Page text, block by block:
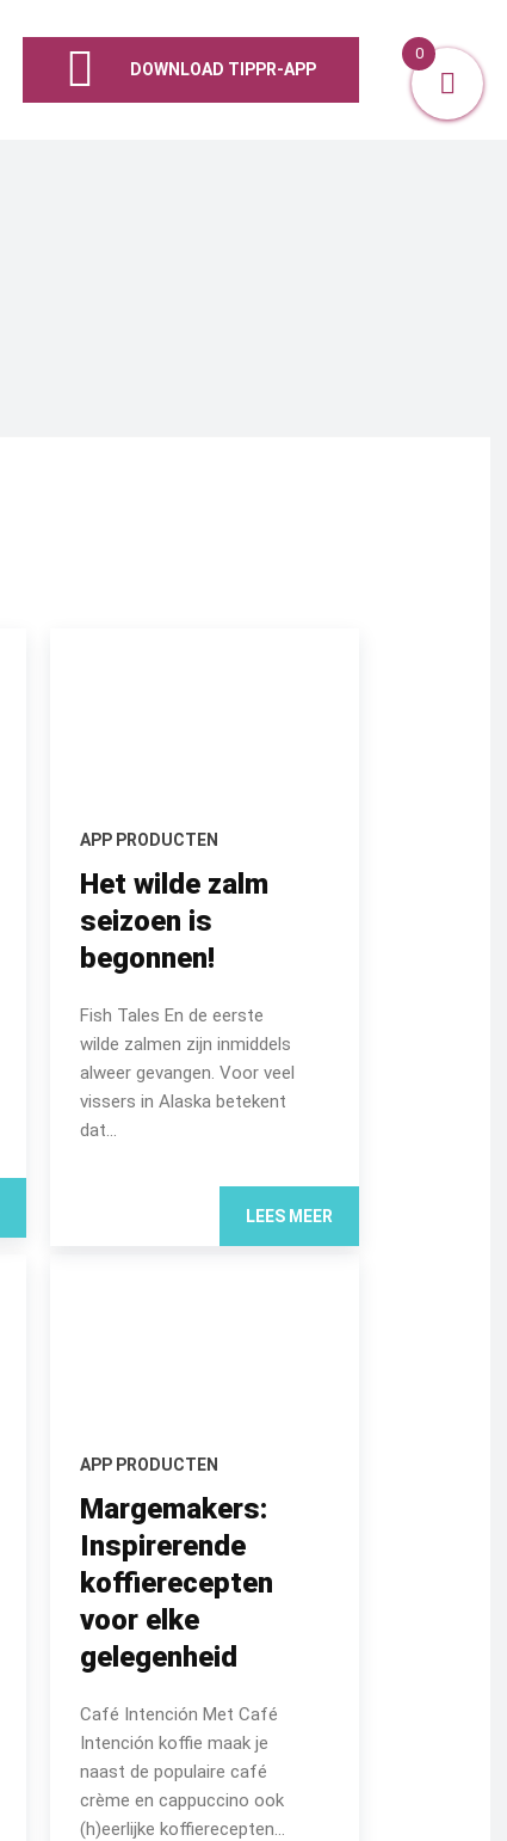
DOWNLOAD TIPPR-APP
APP PRODUCTEN
Het wilde zalm
seizoen is
begonnen!
Fish Tales En de eerste
wilde zalmen zijn inmiddels
alweer gevangen. Voor veel
vissers in Alaska betekent
dat...
LEES MEER
APP PRODUCTEN
Margemakers:
Inspirerende
koffierecepten
voor elke
gelegenheid
Café Intención Met Café
Intención koffie maak je
naast de populaire café
crème en cappuccino ook
(h)eerlijke koffierecepten...
0